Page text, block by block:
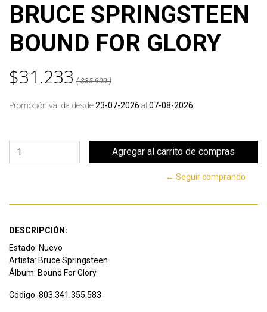
BRUCE SPRINGSTEEN
BOUND FOR GLORY
$31.233 ( $35.900 )
Promoción válida desde23-07-2026 al 07-08-2026
← Seguir comprando
DESCRIPCIÓN:
Estado: Nuevo
Artista: Bruce Springsteen
Álbum: Bound For Glory
Código: 803.341.355.583